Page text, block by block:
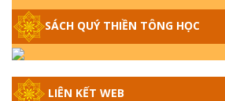
GIẢI ĐÁP THIỀN TÔNG
NGUỒN GỐC ÂM
TẦNG BÌNH LƯU LỚN
SÁCH QUÝ THIỀN TÔNG HỌC
LIÊN KẾT WEB